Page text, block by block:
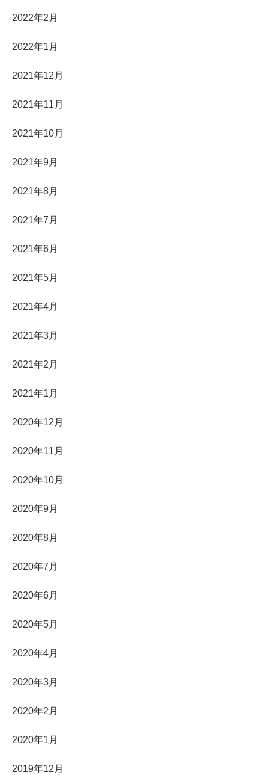
2022年2月
2022年1月
2021年12月
2021年11月
2021年10月
2021年9月
2021年8月
2021年7月
2021年6月
2021年5月
2021年4月
2021年3月
2021年2月
2021年1月
2020年12月
2020年11月
2020年10月
2020年9月
2020年8月
2020年7月
2020年6月
2020年5月
2020年4月
2020年3月
2020年2月
2020年1月
2019年12月